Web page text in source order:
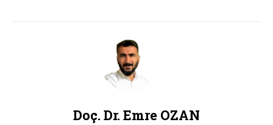
Doç. Dr. Emre OZAN